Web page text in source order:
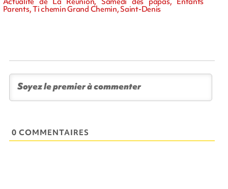
Parents, Ti chemin Grand Chemin, Saint-Denis
0 COMMENTAIRES